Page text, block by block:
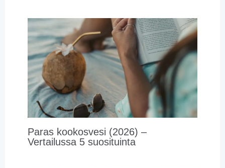
Paras kookosvesi (2026) –
Vertailussa 5 suosituinta